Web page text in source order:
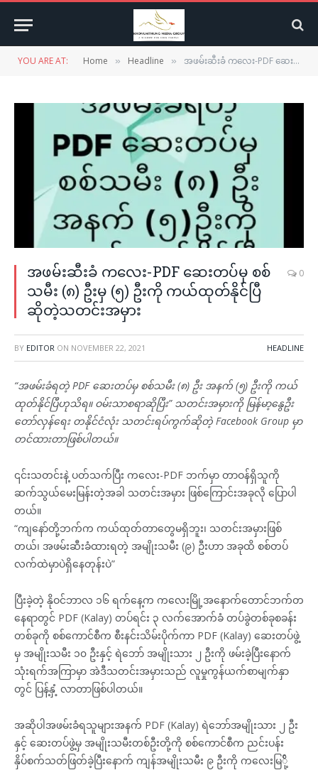
YOU ARE AT: Home » Headline » အဖမ်းဆီးခံ ကလေး-PDF ဆေးတပ်မှ စစ်သမီး (၈) ဦးမှ (၅) ဦးကို ကယ်ထုတ်နိုင်ပြီ ဆိုတဲ့သတင်းအမှား
အဖမ်းဆီးခံ ကလေး-PDF ဆေးတပ်မှ စစ်
သမီး (၈) ဦးမှ (၅) ဦးကို ကယ်ထုတ်နိုင်ပြီ
ဆိုတဲ့သတင်းအမှား
0
BY EDITOR ON NOVEMBER 22, 2021 HEADLINE
“အဖမ်းခံရတဲ့ PDF ဆေးတပ်မှ စစ်သမီး (၈) ဦး အနက် (၅) ဦးကို ကယ်
ထုတ်နိုင်ပြီဟုသိရ။ ဝမ်းသာစရာဆိုပြီး” သတင်းအမှားကို မြန်မာ့နွေဦး
တော်လှန်ရေး တနိုင်ငံလုံး သတင်းရပ်ကွက်ဆိုတဲ့ Facebook Group မှာ
တင်ထားတာဖြစ်ပါတယ်။
၎င်းသတင်းနဲ့ ပတ်သက်ပြီး ကလေး-PDF ဘက်မှာ တာဝန်ရှိသူကို
ဆက်သွယ်မေးမြန်းတဲ့အခါ သတင်းအမှား ဖြစ်ကြောင်းအခုလို ပြောပါ
တယ်။
“ကျနော်တို့ဘက်က ကယ်ထုတ်တာတွေမရှိဘူး၊ သတင်းအမှားဖြစ်
တယ်၊ အဖမ်းဆီးခံထားရတဲ့ အမျိုးသမီး (၉) ဦးဟာ အခုထိ စစ်တပ်
လက်ထဲမှာပဲရှိနေတုန်းပဲ”
ပြီးခဲ့တဲ့ နိုဝင်ဘာလ ၁၆ ရက်နေ့က ကလေးမြို့အနောက်တောင်ဘက်တ
နေရာတွင် PDF (Kalay) တပ်ရင်း ၃ လက်အောက်ခံ တပ်ခွဲတစ်ခုစခန်း
တစ်ခုကို စစ်ကောင်စီက စီးနင်းသိမ်းပိုက်ကာ PDF (Kalay) ဆေးတပ်ဖွဲ့
မှ အမျိုးသမီး ၁၀ ဦးနှင့် ရဲဘော် အမျိုးသား ၂ ဦးကို ဖမ်းခဲ့ပြီးနောက်
သုံးရက်အကြာမှာ အဲဒီသတင်းအမှားသည် လူမှုကွန်ယက်စာမျက်နှာ
တွင် ပြန့်နှံ့ လာတာဖြစ်ပါတယ်။
အဆိုပါအဖမ်းခံရသူများအနက် PDF (Kalay) ရဲဘော်အမျိုးသား ၂ ဦး
နှင့် ဆေးတပ်ဖွဲ့မှ အမျိုးသမီးတစ်ဦးတို့ကို စစ်ကောင်စီက ညင်းပန်း
နှိပ်စက်သတ်ဖြတ်ခဲ့ပြီးနောက် ကျန်အမျိုးသမီး ၉ ဦးကို ကလေးမြ်ို့